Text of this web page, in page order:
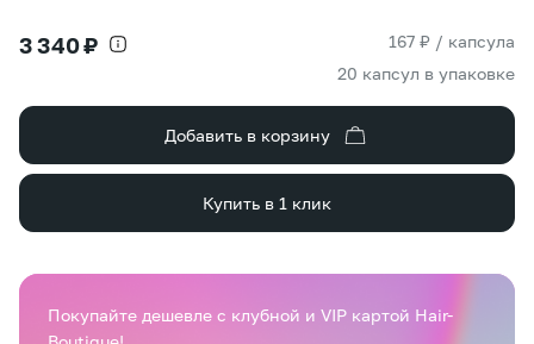
3 340 ₽
167 ₽ / капсула
20 капсул в упаковке
Добавить в корзину
Купить в 1 клик
Покупайте дешевле с клубной и VIP картой Hair-